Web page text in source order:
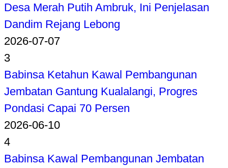
Desa Merah Putih Ambruk, Ini Penjelasan
Dandim Rejang Lebong
2026-07-07
3
Babinsa Ketahun Kawal Pembangunan
Jembatan Gantung Kualalangi, Progres
Pondasi Capai 70 Persen
2026-06-10
4
Babinsa Kawal Pembangunan Jembatan